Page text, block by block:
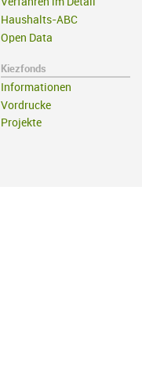
Haushalts-ABC
Open Data
Kiezfonds
Informationen
Vordrucke
Projekte